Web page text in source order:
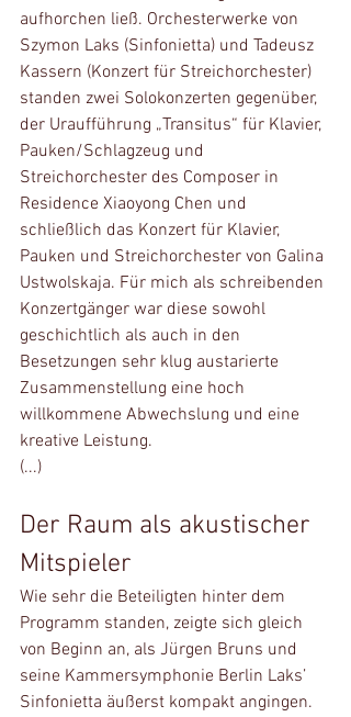
aufhorchen ließ. Orchesterwerke von
Szymon Laks (Sinfonietta) und Tadeusz
Kassern (Konzert für Streichorchester)
standen zwei Solokonzerten gegenüber,
der Uraufführung „Transitus“ für Klavier,
Pauken/Schlagzeug und
Streichorchester des Composer in
Residence Xiaoyong Chen und
schließlich das Konzert für Klavier,
Pauken und Streichorchester von Galina
Ustwolskaja. Für mich als schreibenden
Konzertgänger war diese sowohl
geschichtlich als auch in den
Besetzungen sehr klug austarierte
Zusammenstellung eine hoch
willkommene Abwechslung und eine
kreative Leistung.
(...)
Der Raum als akustischer
Mitspieler
Wie sehr die Beteiligten hinter dem
Programm standen, zeigte sich gleich
von Beginn an, als Jürgen Bruns und
seine Kammersymphonie Berlin Laks’
Sinfonietta äußerst kompakt angingen.